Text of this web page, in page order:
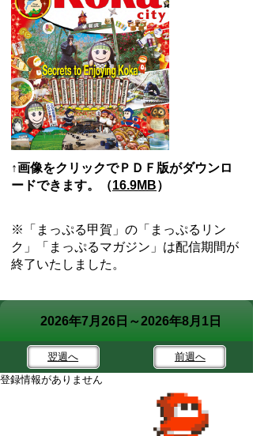
↑画像をクリックでＰＤＦ版がダウンロ
ードできます。（16.9MB）
※「まっぷる甲賀」の「まっぷるリン
ク」「まっぷるマガジン」は配信期間が
終了いたしました。
2026年7月26日～2026年8月1日
翌週へ 前週へ
登録情報がありません